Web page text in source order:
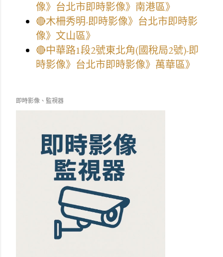
像》台北市即時影像》南港區》
🔴木柵秀明-即時影像》台北市即時影
像》文山區》
🔴中華路1段2號東北角(國稅局2號)-即
時影像》台北市即時影像》萬華區》
即時影像、監視器